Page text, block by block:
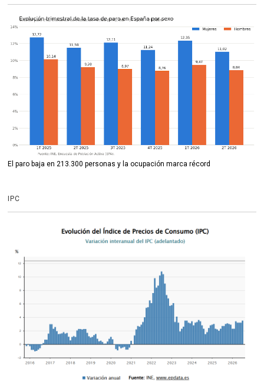
El paro baja en 213.300 personas y la ocupación marca récord
IPC